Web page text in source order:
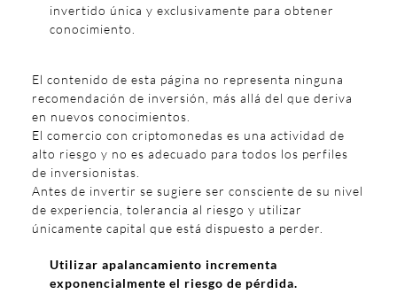
invertido única y exclusivamente para obtener
conocimiento.
El contenido de esta página no representa ninguna
recomendación de inversión, más allá del que deriva
en nuevos conocimientos.
El comercio con criptomonedas es una actividad de
alto riesgo y no es adecuado para todos los perfiles
de inversionistas.
Antes de invertir se sugiere ser consciente de su nivel
de experiencia, tolerancia al riesgo y utilizar
únicamente capital que está dispuesto a perder.
Utilizar apalancamiento incrementa
exponencialmente el riesgo de pérdida.